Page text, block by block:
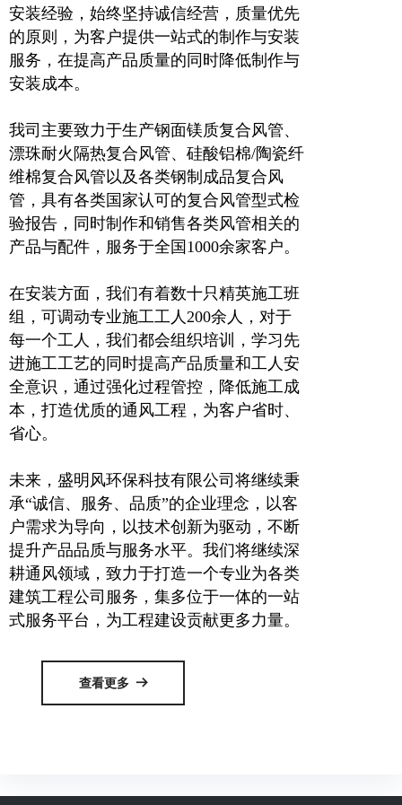
查看更多 뀠
安装经验，始终坚持诚信经营，质量优先
的原则，为客户提供一站式的制作与安装
服务，在提高产品质量的同时降低制作与
安装成本。
我司主要致力于生产钢面镁质复合风管、
漂珠耐火隔热复合风管、硅酸铝棉/陶瓷纤
维棉复合风管以及各类钢制成品复合风
管，具有各类国家认可的复合风管型式检
验报告，同时制作和销售各类风管相关的
产品与配件，服务于全国1000余家客户。
在安装方面，我们有着数十只精英施工班
组，可调动专业施工工人200余人，对于
每一个工人，我们都会组织培训，学习先
进施工工艺的同时提高产品质量和工人安
全意识，通过强化过程管控，降低施工成
本，打造优质的通风工程，为客户省时、
省心。
未来，盛明风环保科技有限公司将继续秉
承“诚信、服务、品质”的企业理念，以客
户需求为导向，以技术创新为驱动，不断
提升产品品质与服务水平。我们将继续深
耕通风领域，致力于打造一个专业为各类
建筑工程公司服务，集多位于一体的一站
式服务平台，为工程建设贡献更多力量。